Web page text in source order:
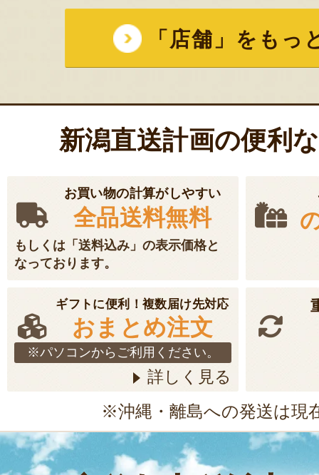
「店舗」をもっ
新潟直送計画の便利
お買い物の計算がしやすい
全品送料無料
もしくは「送料込み」の表示価格と
なっております。
ギフトに便利！複数届け先対応
おまとめ注文
※パソコンからご利用ください。
詳しく見る
※沖縄・離島への発送は現